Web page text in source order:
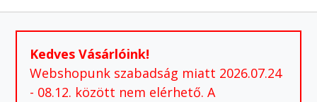
Kedves Vásárlóink!
Webshopunk szabadság miatt 2026.07.24
- 08.12. között nem elérhető. A